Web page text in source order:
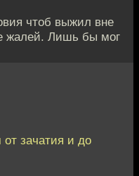
чтоб выжил вне
жалей. Лишь бы мог
от зачатия и до